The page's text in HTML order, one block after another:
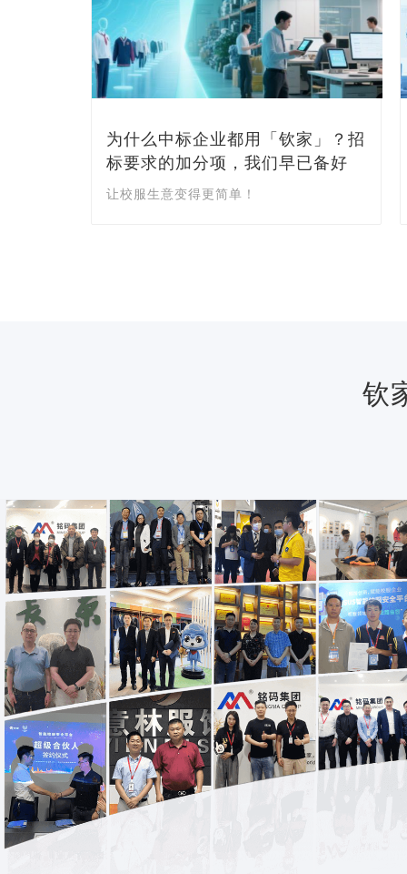
AI智能客服机器人「小钦助手」
重磅上线
服务没有终点，只有最优解
钦